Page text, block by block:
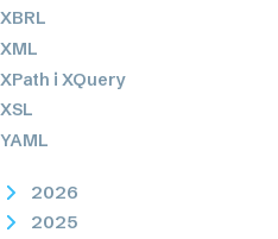
XBRL
XML
XPath i XQuery
XSL
YAML
2026
2025